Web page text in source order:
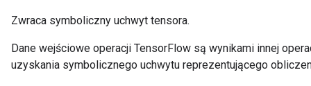
Zwraca symboliczny uchwyt tensora.
Dane wejściowe operacji TensorFlow są wynikami innej
uzyskania symbolicznego uchwytu reprezentującego